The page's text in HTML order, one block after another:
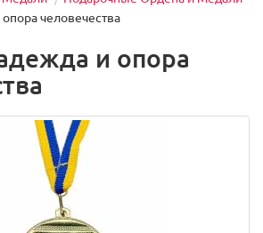
человечества
и опора